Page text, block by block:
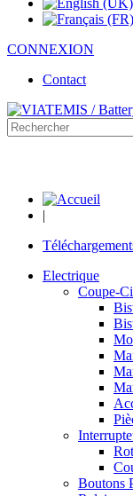
CONNEXION
Contact
|
Electrique
Coupe-
Boutons